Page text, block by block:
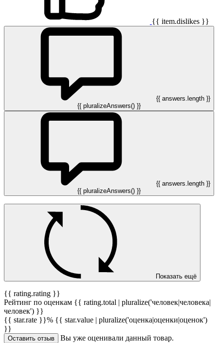
{{ item.dislikes }}
{{ answers.length }}
{{ pluralizeAnswers() }}
{{ answers.length }}
{{ pluralizeAnswers() }}
Показать ещё
{{ rating.rating }}
Рейтинг по оценкам {{ rating.total | pluralize('человек|человека|
человек') }}
{{ star.rate }}% {{ star.value | pluralize('оценка|оценки|оценок')
}}
Оставить отзыв Вы уже оценивали данный товар.